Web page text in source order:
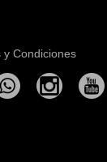
y Condiciones